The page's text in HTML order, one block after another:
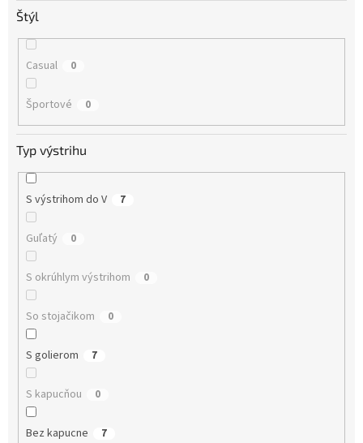
Štýl
Casual 0
Športové 0
Typ výstrihu
S výstrihom do V 7
Guľatý 0
S okrúhlym výstrihom 0
So stojačikom 0
S golierom 7
S kapucňou 0
Bez kapucne 7